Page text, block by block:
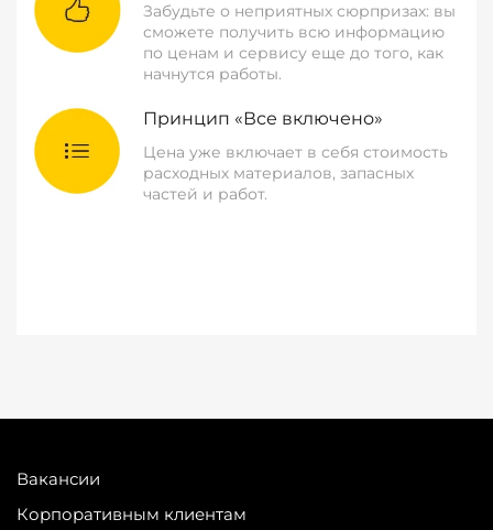
Забудьте о неприятных сюрпризах: вы
сможете получить всю информацию
по ценам и сервису еще до того, как
начнутся работы.
Принцип «Все включено»
Цена уже включает в себя стоимость
расходных материалов, запасных
частей и работ.
Вакансии
Корпоративным клиентам